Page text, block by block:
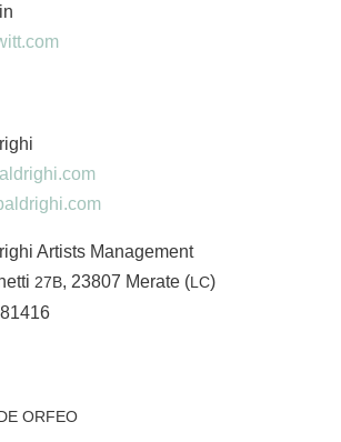
Artists Management
27B, 23807 Merate (LC)
ORFEO